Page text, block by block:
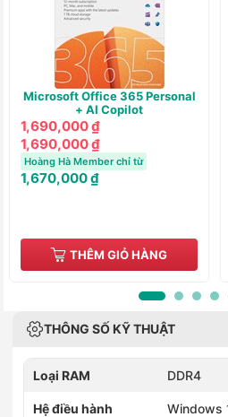
Microsoft Office 365 Personal
+ AI Copilot
1,690,000 ₫
1,690,000 ₫
Hoàng Hà Member chỉ từ
1,670,000 ₫
THÊM GIỎ HÀNG
THÔNG SỐ KỸ THUẬT
Loại RAM DDR4
Hệ điều hành Windows